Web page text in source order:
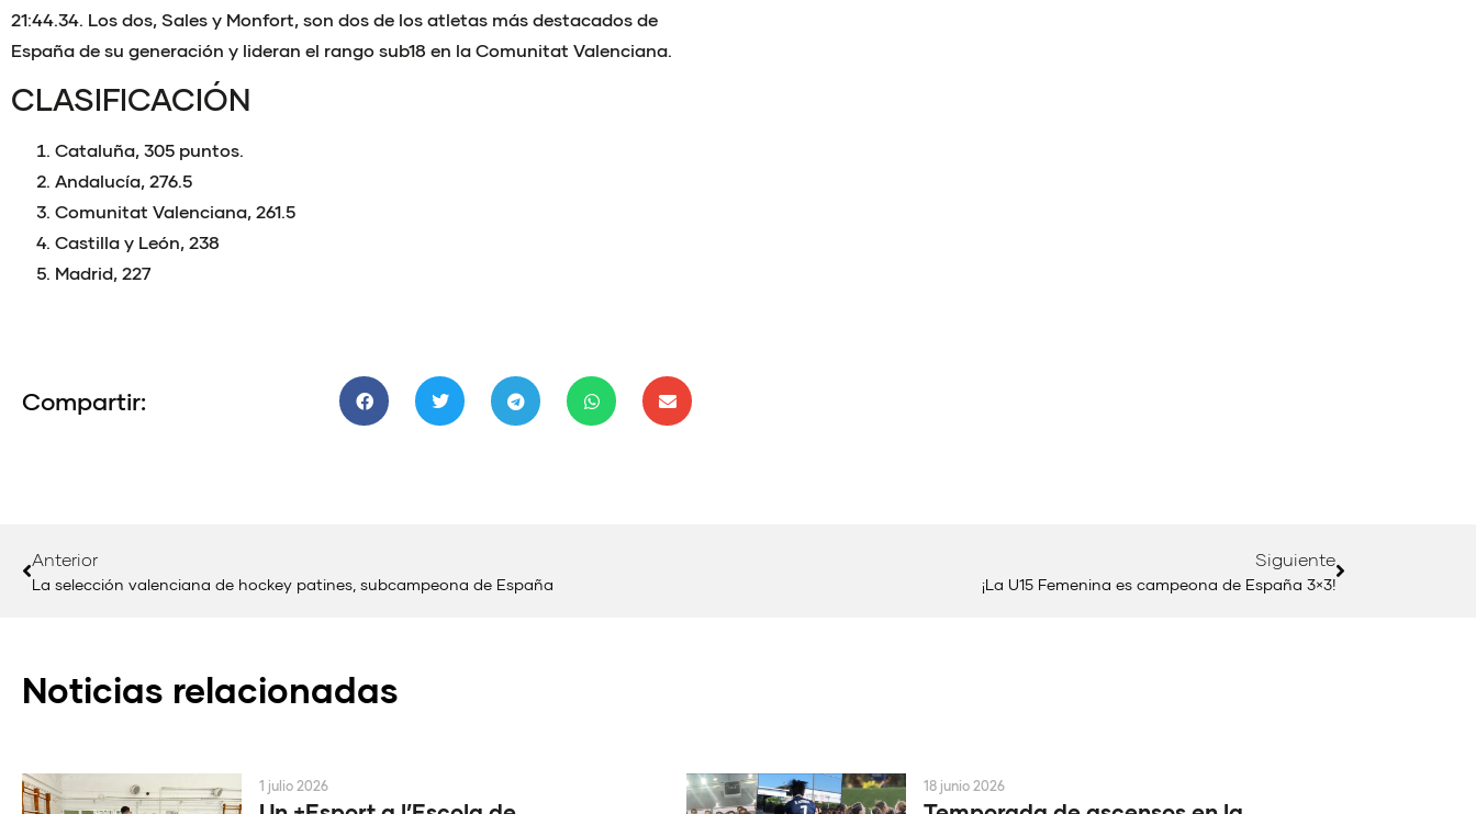
21:44.34. Los dos, Sales y Monfort, son dos de los atletas más destacados de
España de su generación y lideran el rango sub18 en la Comunitat Valenciana.
CLASIFICACIÓN
Cataluña, 305 puntos.
Andalucía, 276.5
Comunitat Valenciana, 261.5
Castilla y León, 238
Madrid, 227
Compartir:
Anterior
La selección valenciana de hockey patines, subcampeona de España
Siguiente
¡La U15 Femenina es campeona de España 3×3!
Noticias relacionadas
1 julio 2026 18 junio 2026